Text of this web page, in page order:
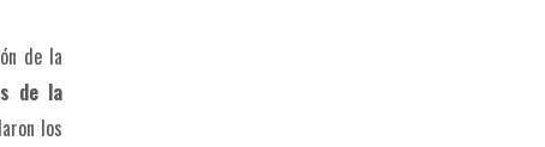
de la
de la
los